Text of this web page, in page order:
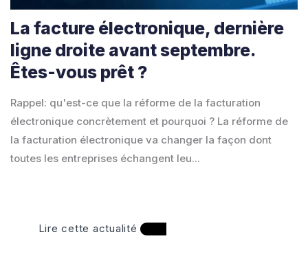
La facture électronique, dernière
ligne droite avant septembre.
Êtes-vous prêt ?
Rappel: qu'est-ce que la réforme de la facturation
électronique concrètement et pourquoi ? La réforme de
la facturation électronique va changer la façon dont
toutes les entreprises échangent leu...
Lire cette actualité